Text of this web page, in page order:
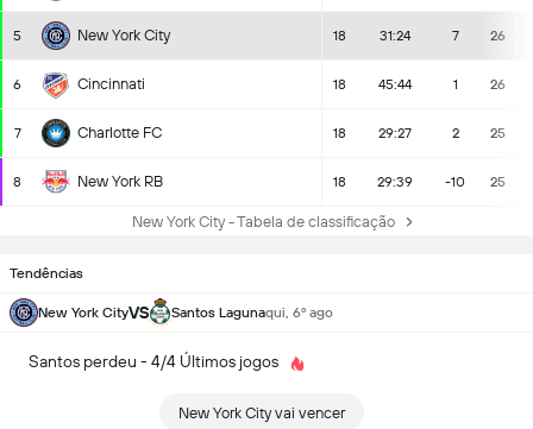
5 New York City 18 31:24 7 26
6 Cincinnati 18 45:44 1 26
7 Charlotte FC 18 29:27 2 25
8 New York RB 18 29:39 -10 25
New York City - Tabela de classificação
Tendências
New York CityVS Santos Lagunaqui, 6º ago
Santos perdeu - 4/4 Últimos jogos
New York City vai vencer